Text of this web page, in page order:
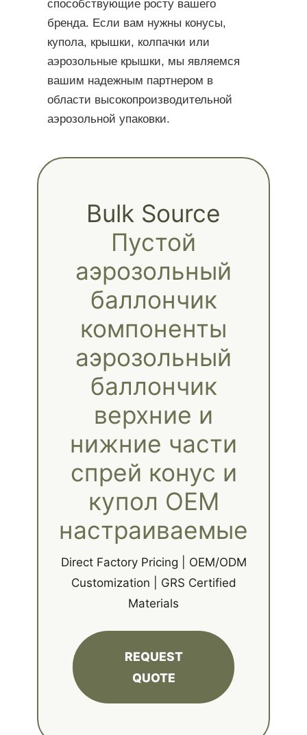
способствующие росту вашего
бренда. Если вам нужны конусы,
купола, крышки, колпачки или
аэрозольные крышки, мы являемся
вашим надежным партнером в
области высокопроизводительной
аэрозольной упаковки.
Bulk Source
Пустой
аэрозольный
баллончик
компоненты
аэрозольный
баллончик
верхние и
нижние части
спрей конус и
купол OEM
настраиваемые
Direct Factory Pricing | OEM/ODM
Customization | GRS Certified
Materials
REQUEST
QUOTE